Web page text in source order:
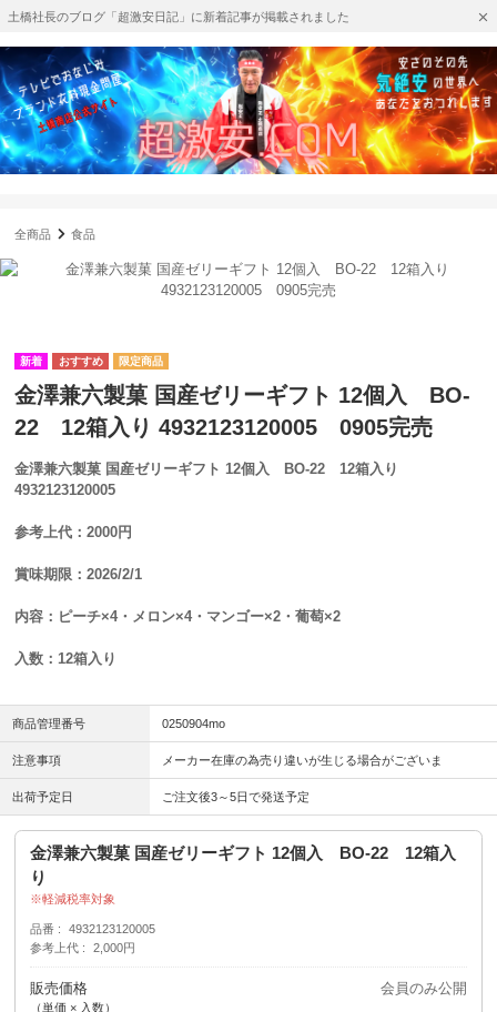
土橋社長のブログ「超激安日記」に新着記事が掲載されました
全商品 食品
金澤兼六製菓 国産ゼリーギフト 12個入 BO-
22 12箱入り 4932123120005 0905完売
金澤兼六製菓 国産ゼリーギフト 12個入 BO-22 12箱入り
4932123120005
参考上代：2000円
賞味期限：2026/2/1
内容：ピーチ×4・メロン×4・マンゴー×2・葡萄×2
入数：12箱入り
商品管理番号 0250904mo
注意事項 メーカー在庫の為売り違いが生じる場合がございま
出荷予定日 ご注文後3～5日で発送予定
金澤兼六製菓 国産ゼリーギフト 12個入 BO-22 12箱入
り
軽減税率対象
品番
4932123120005
参考上代
2,000円
販売価格
（単価 × 入数）
会員のみ公開